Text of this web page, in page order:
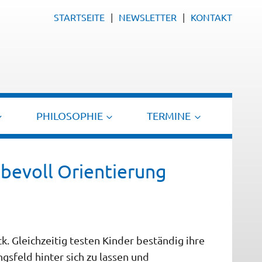
STARTSEITE NEWSLETTER KONTAKT
PHILOSOPHIE TERMINE
Orientierung
Gleichzeitig testen Kinder beständig ihre
hinter sich zu lassen und